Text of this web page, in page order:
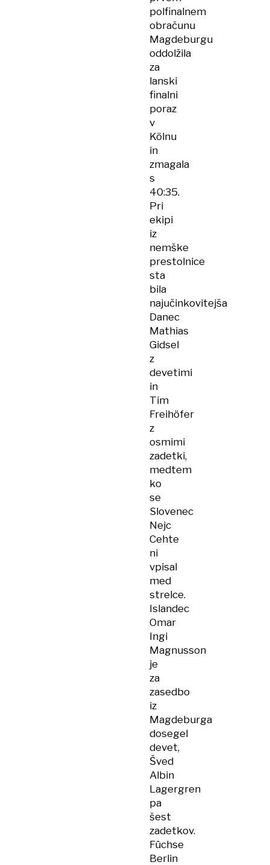
polfinalnem
obračunu
Magdeburgu
oddolžila
za
lanski
finalni
poraz
v
Kölnu
in
zmagala
s
40:35.
Pri
ekipi
iz
nemške
prestolnice
sta
bila
najučinkovitejša
Danec
Mathias
Gidsel
z
devetimi
in
Tim
Freihöfer
z
osmimi
zadetki,
medtem
ko
se
Slovenec
Nejc
Cehte
ni
vpisal
med
strelce.
Islandec
Omar
Ingi
Magnusson
je
za
zasedbo
iz
Magdeburga
dosegel
devet,
Šved
Albin
Lagergren
pa
šest
zadetkov.
Füchse
Berlin